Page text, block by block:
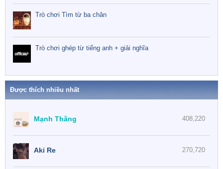
Trò chơi Tìm từ ba chân
Trò chơi ghép từ tiếng anh + giải nghĩa
Được thích nhiều nhất
408,220
Mạnh Thăng
270,720
Aki Re